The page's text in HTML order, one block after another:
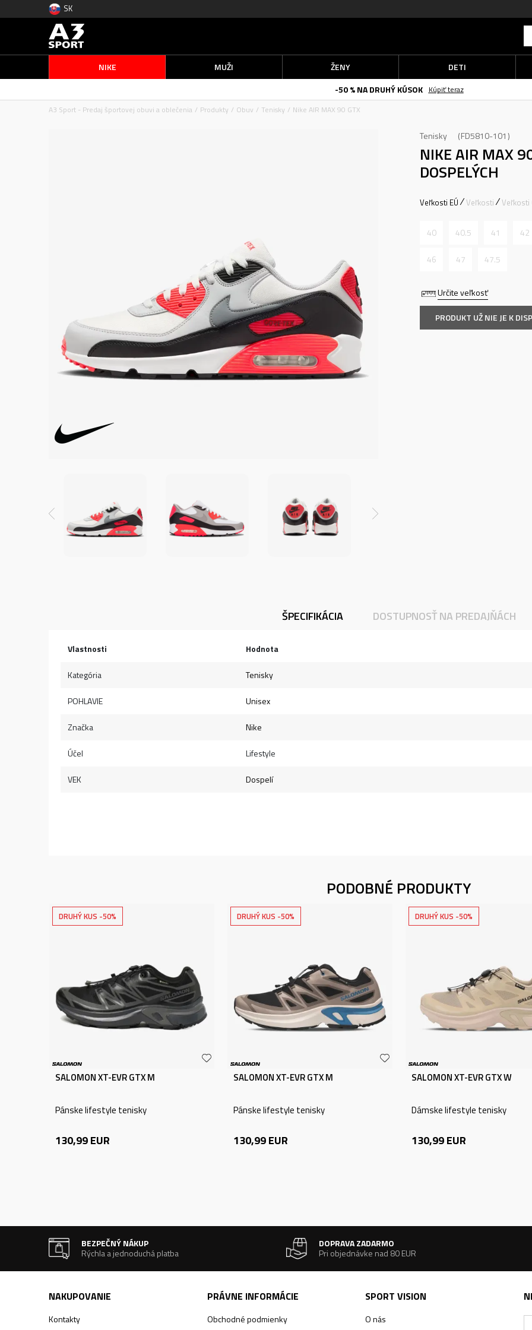
SK
NIKE MUŽI ŽENY DETI
-50 % NA DRUHÝ KÚSOK
Kúpiť teraz
A3 Sport - Predaj športovej obuvi a oblečenia
Produkty Obuv Tenisky Nike AIR MAX 90 GTX
Tenisky FD5810-101
NIKE AIR MAX
DOSPELÝCH
Určite veľkosť
Veľkosti EÚ Veľkosti Veľkosti
40 40.5 41 42
46 47 47.5
PRODUKT UŽ NIE JE K
ŠPECIFIKÁCIA DOSTUPNOSŤ NA PREDAJŇÁCH
Vlastnosti Hodnota
Kategória Tenisky
POHLAVIE Unisex
Značka Nike
Účel Lifestyle
VEK Dospelí
PODOBNÉ PRODUKTY
DRUHÝ KUS -50%
SALOMON XT-EVR GTX M
Pánske lifestyle tenisky
130,99EUR
DRUHÝ KUS -50%
SALOMON XT-EVR GTX M
Pánske lifestyle tenisky
130,99EUR
DRUHÝ KUS -50%
SALOMON XT-EVR GTX W
Dámske lifestyle tenisky
130,99EUR
BEZPEČNÝ NÁKUP
Rýchla a jednoduchá platba
DOPRAVA ZADARMO
Pri objednávke nad 80 EUR
NAKUPOVANIE
Kontakty
PRÁVNE INFORMÁCIE
Obchodné podmienky
SPORT VISION
O nás